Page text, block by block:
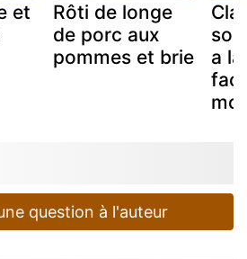
et
Rôti de longe
de porc aux
pommes et brie
a
question à l'auteur